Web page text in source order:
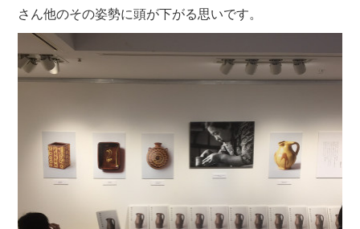
さん他のその姿勢に頭が下がる思いです。